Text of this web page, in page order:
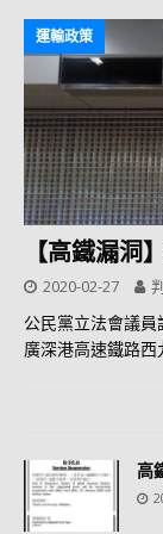
運輸政策
【高鐵漏洞
2020-02-27
公民黨立法會議
廣深港高速鐵路西
高